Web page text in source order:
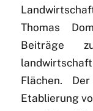
Thomas
Beiträge
Flächen.
Etablierung